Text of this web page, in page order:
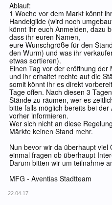
Ablauf:
1 Woche vor dem Markt könnt
Handelgilde (wird noch
könnt ihr euch Anmelden, dazu
dass ihr euren Namen,
eure Wunschgröße für den
den Wurm) und was ihr
etwas sortieren).
Einen Tag vor der eröffnung
und ihr erhaltet rechte auf die
somit könnt ihr es direkt
Tage offen. Nach diesen 3
Stände zu räumen, wer es
bitte falls möglich bereits bei
vorher informieren.
Wer sich nicht an diese
Märkte keinen Stand mehr.
Nun bevor wir da überhaupt viel
einmal fragen ob überhaupt
Darum bitten wir um teilnahme
MFG - Aventias Stadtteam
22.04.17